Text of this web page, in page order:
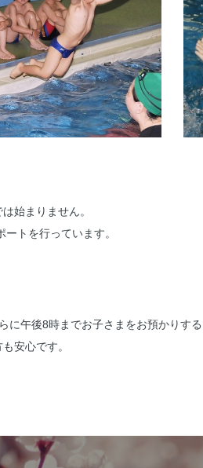
始まりません。
トを行っています。
午後8時までお子さまをお預かりする
安心です。